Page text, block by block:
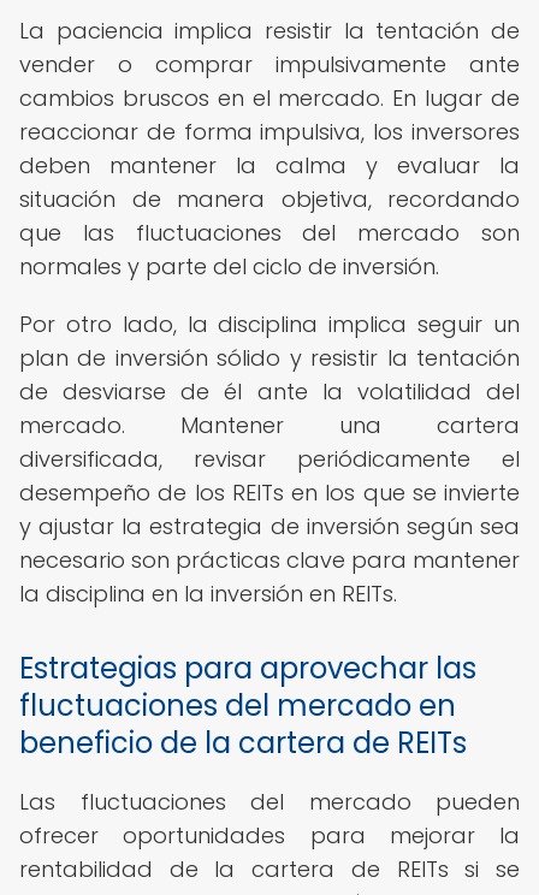
La paciencia implica resistir la tentación de
vender o comprar impulsivamente ante
cambios bruscos en el mercado. En lugar de
reaccionar de forma impulsiva, los inversores
deben mantener la calma y evaluar la
situación de manera objetiva, recordando
que las fluctuaciones del mercado son
normales y parte del ciclo de inversión.
Por otro lado, la disciplina implica seguir un
plan de inversión sólido y resistir la tentación
de desviarse de él ante la volatilidad del
mercado. Mantener una cartera
diversificada, revisar periódicamente el
desempeño de los REITs en los que se invierte
y ajustar la estrategia de inversión según sea
necesario son prácticas clave para mantener
la disciplina en la inversión en REITs.
Estrategias para aprovechar las
fluctuaciones del mercado en
beneficio de la cartera de REITs
Las fluctuaciones del mercado pueden
ofrecer oportunidades para mejorar la
rentabilidad de la cartera de REITs si se